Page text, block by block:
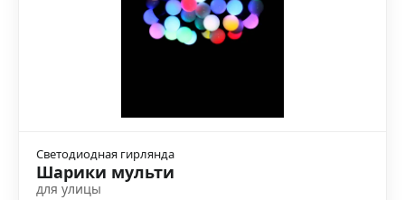
Светодиодная гирлянда
Шарики мульти
для улицы